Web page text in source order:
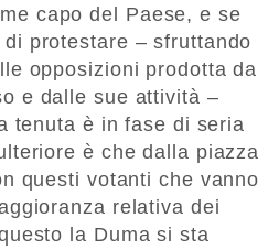
capo del Paese, e se
protestare – sfruttando
opposizioni prodotta da
e dalle sue attività –
tenuta è in fase di seria
è che dalla piazza
questi votanti che vanno
relativa dei
la Duma si sta